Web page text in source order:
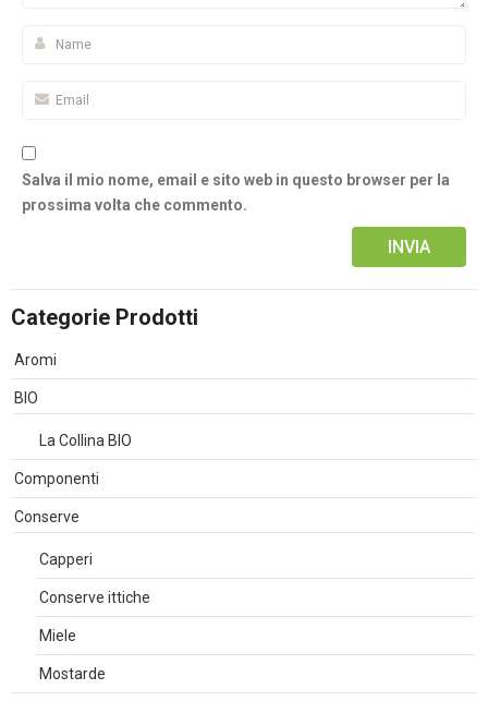
Salva il mio nome, email e sito web in questo browser per la
prossima volta che commento.
Categorie Prodotti
Aromi
BIO
La Collina BIO
Componenti
Conserve
Capperi
Conserve ittiche
Miele
Mostarde